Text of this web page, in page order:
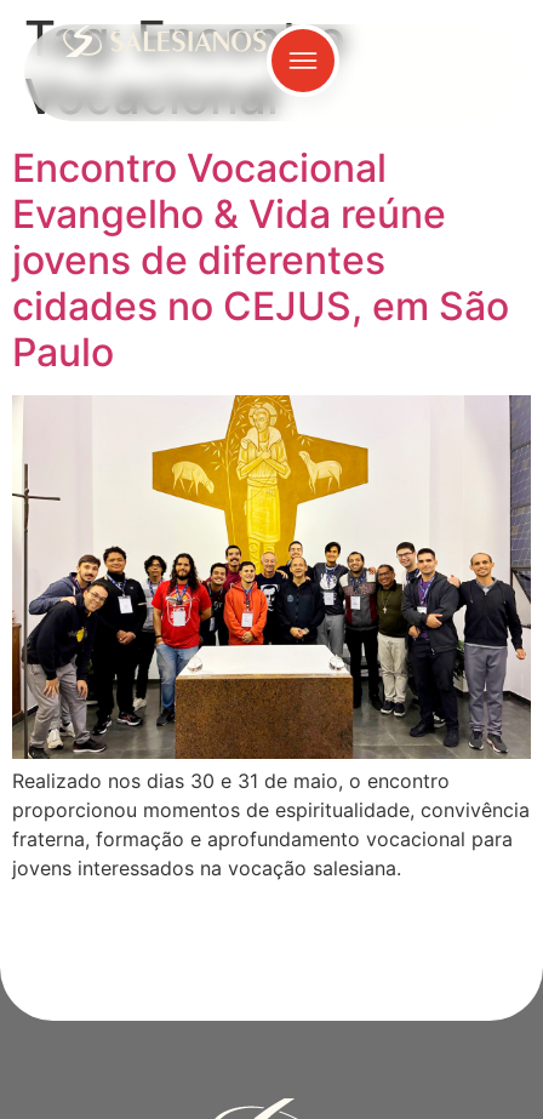
Tag:Encontro
Vocacional
Encontro Vocacional
Evangelho & Vida reúne
jovens de diferentes
cidades no CEJUS, em São
Paulo
Realizado nos dias 30 e 31 de maio, o encontro
proporcionou momentos de espiritualidade, convivência
fraterna, formação e aprofundamento vocacional para
jovens interessados na vocação salesiana.